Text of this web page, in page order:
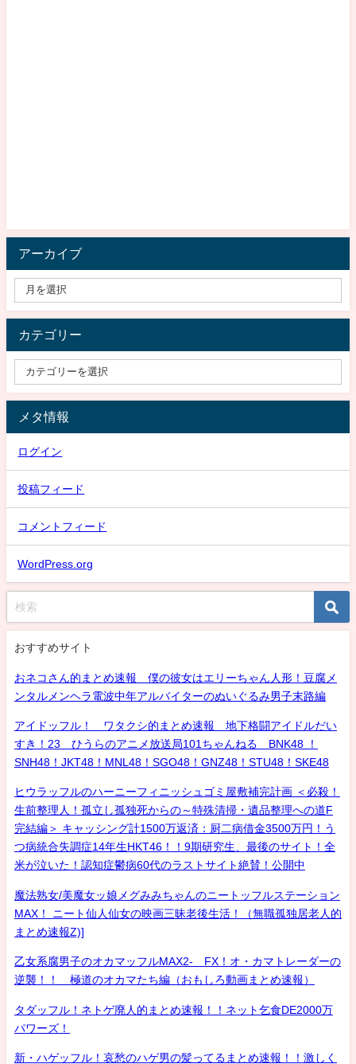
アーカイブ
カテゴリー
メタ情報
ログイン
投稿フィード
コメントフィード
WordPress.org
おすすめサイト
おネコさん的まとめ速報 僕の彼女はエリーちゃん人形！豆腐メ
ンタルメンヘラ電波中年アルバイターのぬいぐるみ男子末路編
アイドッフル！ ワタクシ的まとめ速報 地下格闘アイドルだい
すき！23 ひうらのアニメ放送局101ちゃんねる BNK48 ！
SNH48！JKT48！MNL48！SGO48！GNZ48！STU48！SKE48
ヒウラッフルのハーニーフィニッシュゴミ屋敷補完計画 ＜必殺！
生前整理人！孤立し孤独死からの～特殊清掃・遺品整理への道F
完結編＞ キャッシング計1500万返済：厨二病借金3500万円！う
つ病統合失調症14年生HKT46！！9期研究生、最後のサイト！全
米が泣いた！認知症鬱病60代のラストサイト絶賛！公開中
魔法熟女/美魔女ッ娘メグみみちゃんのニートッフルステーション
MAX！ ニート仙人仙女の映画三昧老後生活！（無職孤独居老人的
まとめ速報Z)]
乙女系腐男子のオカマッフルMAX2- FX！オ・カマトレーダーの
逆襲！！ 極道のオカマたち編（おもしろ動画まとめ速報）
タダッフル！ネトゲ廃人的まとめ速報！！ネット乞食DE2000万
パワーズ！
新・ハゲッフル！哀愁のハゲ男の髪ってるまとめ速報！！激しく